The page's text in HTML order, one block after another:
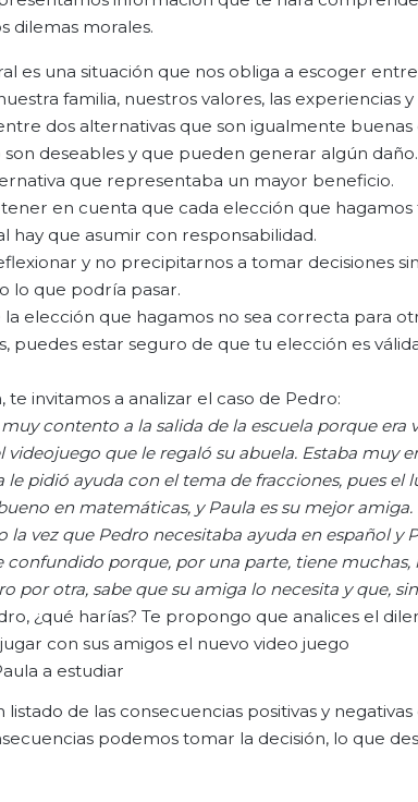
dilemas morales.
es una situación que nos obliga a escoger
familia, nuestros valores, las experiencias
dos alternativas que son igualmente
deseables y que pueden generar algún
que representaba un mayor beneficio.
en cuenta que cada elección que
hay que asumir con responsabilidad.
y no precipitarnos a tomar decisiones
lo que podría pasar.
elección que hagamos no sea correcta para
puedes estar seguro de que tu elección es
te invitamos a analizar el caso de Pedro:
contento a la salida de la escuela porque era
videojuego que le regaló su abuela. Estaba muy
le pidió ayuda con el tema de fracciones, pues
en matemáticas, y Paula es su mejor amiga.
la vez que Pedro necesitaba ayuda en español y
confundido porque, por una parte, tiene muchas,
por otra, sabe que su amiga lo necesita y que,
¿qué harías? Te propongo que analices el
con sus amigos el nuevo video juego
a estudiar
listado de las consecuencias positivas y
podemos tomar la decisión, lo que